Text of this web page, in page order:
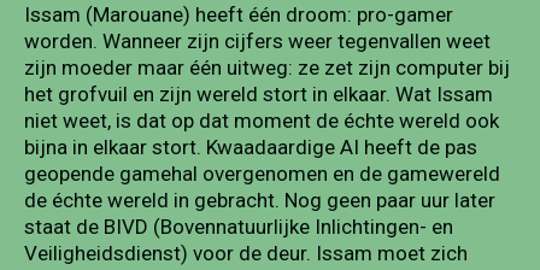
Issam (Marouane) heeft één droom: pro-gamer
worden. Wanneer zijn cijfers weer tegenvallen weet
zijn moeder maar één uitweg: ze zet zijn computer bij
het grofvuil en zijn wereld stort in elkaar. Wat Issam
niet weet, is dat op dat moment de échte wereld ook
bijna in elkaar stort. Kwaadaardige AI heeft de pas
geopende gamehal overgenomen en de gamewereld
de échte wereld in gebracht. Nog geen paar uur later
staat de BIVD (Bovennatuurlijke Inlichtingen- en
Veiligheidsdienst) voor de deur. Issam moet zich